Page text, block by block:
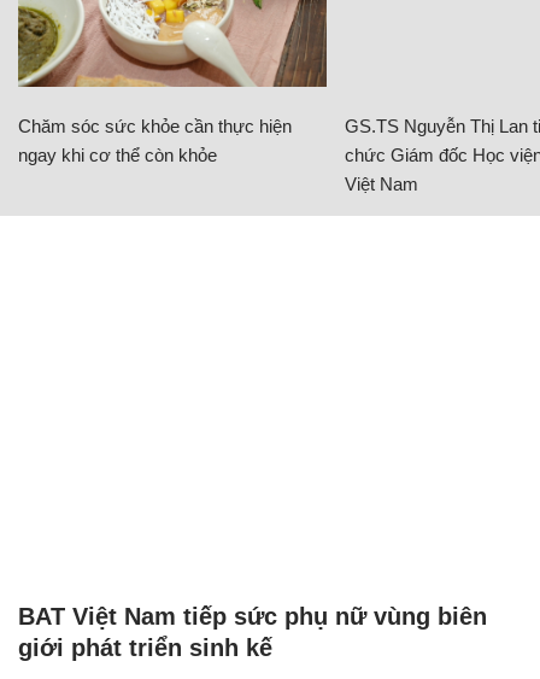
Chăm sóc sức khỏe cần thực hiện
ngay khi cơ thể còn khỏe
GS.TS Nguyễn Thị Lan
chức Giám đốc Học
Việt Nam
BAT Việt Nam tiếp sức phụ nữ vùng biên
giới phát triển sinh kế